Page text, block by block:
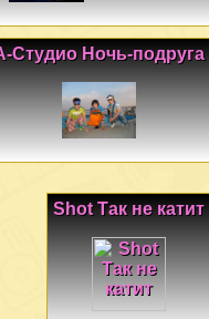
Студио Ночь-подруга
Shot Так не катит